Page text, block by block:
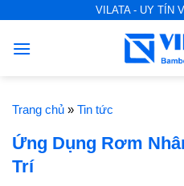
VILATA - UY TÍN
Trang chủ » Tin tức
Ứng Dụng Rơm
Trí